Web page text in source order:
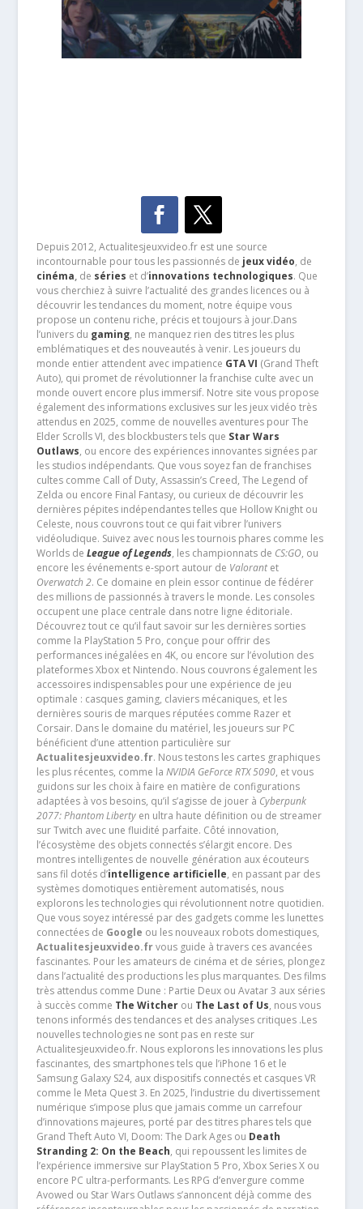
Depuis 2012, Actualitesjeuxvideo.fr est une source
incontournable pour tous les passionnés de jeux vidéo, de
cinéma,de séries et d’innovations technologiques. Que
vous cherchiez à suivre l’actualité des grandes licences ou à
découvrir les tendances du moment, notre équipe vous
propose un contenu riche, précis et toujours à jour.Dans
l’univers du gaming, ne manquez rien des titres les plus
emblématiques et des nouveautés à venir. Les joueurs du
monde entier attendent avec impatience GTA VI (Grand Theft
Auto), qui promet de révolutionner la franchise culte avec un
monde ouvert encore plus immersif. Notre site vous propose
également des informations exclusives sur les jeux vidéo très
attendus en 2025, comme de nouvelles aventures pour The
Elder Scrolls VI, des blockbusters tels que Star Wars
Outlaws, ou encore des expériences innovantes signées par
les studios indépendants. Que vous soyez fan de franchises
cultes comme Call of Duty, Assassin’s Creed, The Legend of
Zelda ou encore Final Fantasy, ou curieux de découvrir les
dernières pépites indépendantes telles que Hollow Knight ou
Celeste, nous couvrons tout ce qui fait vibrer l’univers
vidéoludique. Suivez avec nous les tournois phares comme les
Worlds de League of Legends, les championnats de CS:GO, ou
encore les événements e-sport autour de Valorantet
Overwatch 2. Ce domaine en plein essor continue de fédérer
des millions de passionnés à travers le monde. Les consoles
occupent une place centrale dans notre ligne éditoriale.
Découvrez tout ce qu’il faut savoir sur les dernières sorties
comme la PlayStation 5 Pro, conçue pour offrir des
performances inégalées en 4K, ou encore sur l’évolution des
plateformes Xbox et Nintendo. Nous couvrons également les
accessoires indispensables pour une expérience de jeu
optimale : casques gaming, claviers mécaniques, et les
dernières souris de marques réputées comme Razer et
Corsair. Dans le domaine du matériel, les joueurs sur PC
bénéficient d’une attention particulière sur
Actualitesjeuxvideo.fr. Nous testons les cartes graphiques
les plus récentes, comme la NVIDIA GeForce RTX 5090, et vous
guidons sur les choix à faire en matière de configurations
adaptées à vos besoins, qu’il s’agisse de jouer à Cyberpunk
2077: Phantom Libertyen ultra haute définition ou de streamer
sur Twitch avec une fluidité parfaite. Côté innovation,
l’écosystème des objets connectés s’élargit encore. Des
montres intelligentes de nouvelle génération aux écouteurs
sans fil dotés d’intelligence artificielle, en passant par des
systèmes domotiques entièrement automatisés, nous
explorons les technologies qui révolutionnent notre quotidien.
Que vous soyez intéressé par des gadgets comme les lunettes
connectées de Google ou les nouveaux robots domestiques,
Actualitesjeuxvideo.frvous guide à travers ces avancées
fascinantes. Pour les amateurs de cinéma et de séries, plongez
dans l’actualité des productions les plus marquantes. Des films
très attendus comme Dune : Partie Deux ou Avatar 3 aux séries
à succès comme The Witcherou The Last of Us, nous vous
tenons informés des tendances et des analyses critiques .Les
nouvelles technologies ne sont pas en reste sur
Actualitesjeuxvideo.fr. Nous explorons les innovations les plus
fascinantes, des smartphones tels que l’iPhone 16 et le
Samsung Galaxy S24, aux dispositifs connectés et casques VR
comme le Meta Quest 3. En 2025, l’industrie du divertissement
numérique s’impose plus que jamais comme un carrefour
d’innovations majeures, porté par des titres phares tels que
Grand Theft Auto VI, Doom: The Dark Ages ou Death
Stranding 2: On the Beach, qui repoussent les limites de
l’expérience immersive sur PlayStation 5 Pro, Xbox Series X ou
encore PC ultra-performants. Les RPG d’envergure comme
Avowed ou Star Wars Outlaws s’annoncent déjà comme des